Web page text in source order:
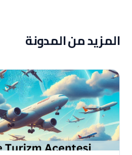
المزيد من المدونة